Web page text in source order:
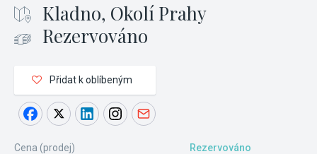
Kladno, Okolí Prahy
Rezervováno
Přidat k oblíbeným
Cena (prodej) Rezervováno